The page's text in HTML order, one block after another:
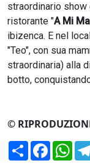
straordinario
ristorante "A Mi
ibizenca. E nel
"Teo", con sua
straordinaria) alla
botto,
©
Condividi